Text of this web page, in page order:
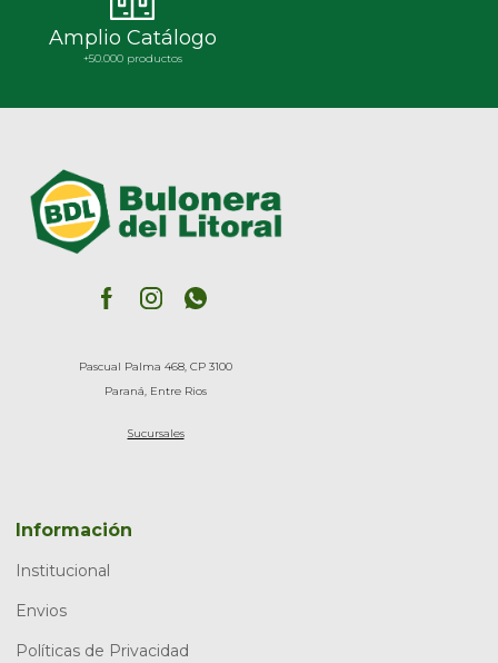
Amplio Catálogo
+50.000 productos
Pascual Palma 468, CP 3100
Paraná, Entre Rios
Sucursales
Información
Institucional
Envios
Políticas de Privacidad